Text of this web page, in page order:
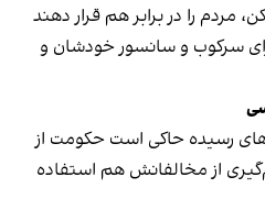
مردم را در برابر هم قرار دهند
سرکوب و سانسور خودشان و
رسیده حاکی است حکومت از
از مخالفانش هم استفاده